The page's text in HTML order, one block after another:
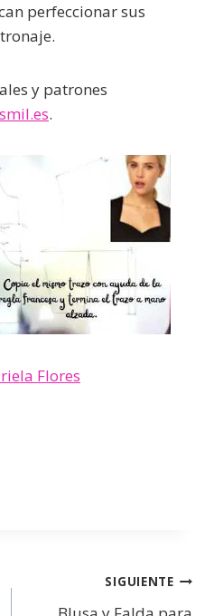
perfeccionar sus
y patrones
.
Flores
SIGUIENTE